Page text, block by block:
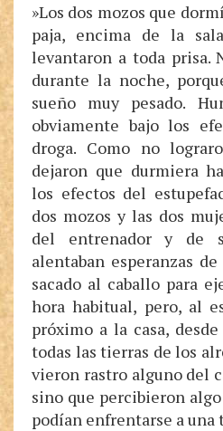
»Los dos mozos que
paja, encima de la
levantaron a toda prisa.
durante la noche,
sueño muy pesado.
obviamente bajo los
droga. Como no
dejaron que durmiera
los efectos del
dos mozos y las dos
del entrenador y de
alentaban esperanzas
sacado al caballo para
hora habitual, pero, al
próximo a la casa,
todas las tierras de los
vieron rastro alguno del
sino que percibieron
podían enfrentarse a una